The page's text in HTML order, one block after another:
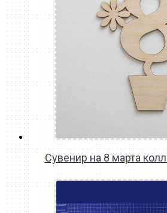
Сувенир на 8 марта
READ